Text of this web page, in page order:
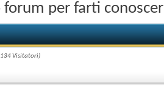
per farti
Visitatori)